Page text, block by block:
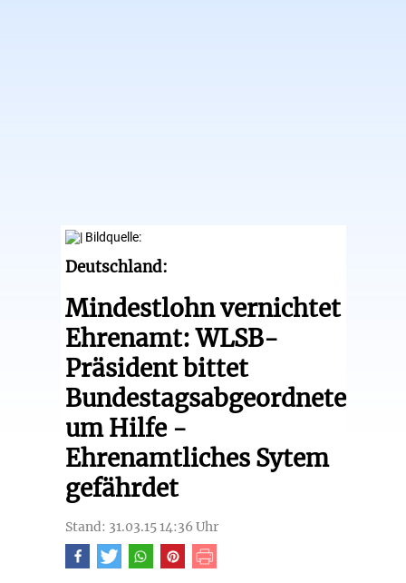
Deutschland:
Mindestlohn vernichtet
Ehrenamt: WLSB-
Präsident bittet
Bundestagsabgeordnete
um Hilfe -
Ehrenamtliches Sytem
gefährdet
Stand: 31.03.15 14:36 Uhr